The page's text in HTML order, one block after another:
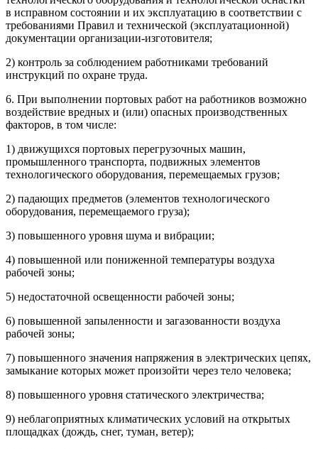
в исправном состоянии и их эксплуатацию в соответствии с
требованиями Правил и технической (эксплуатационной)
документации организации-изготовителя;
2) контроль за соблюдением работниками требований
инструкций по охране труда.
6. При выполнении портовых работ на работников возможно
воздействие вредных и (или) опасных производственных
факторов, в том числе:
1) движущихся портовых перегрузочных машин,
промышленного транспорта, подвижных элементов
технологического оборудования, перемещаемых грузов;
2) падающих предметов (элементов технологического
оборудования, перемещаемого груза);
3) повышенного уровня шума и вибрации;
4) повышенной или пониженной температуры воздуха
рабочей зоны;
5) недостаточной освещенности рабочей зоны;
6) повышенной запыленности и загазованности воздуха
рабочей зоны;
7) повышенного значения напряжения в электрических цепях,
замыкание которых может произойти через тело человека;
8) повышенного уровня статического электричества;
9) неблагоприятных климатических условий на открытых
площадках (дождь, снег, туман, ветер);